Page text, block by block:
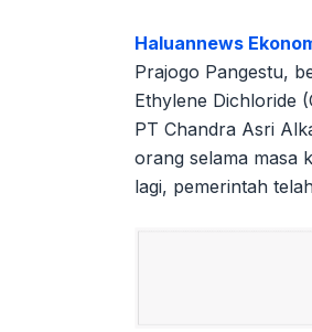
Haluannews
Prajogo Pangestu,
Ethylene Dichloride
PT Chandra Asri
orang selama masa
lagi, pemerintah